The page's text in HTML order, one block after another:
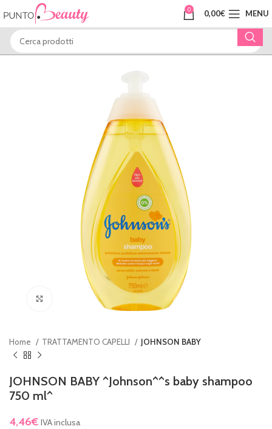
0 0,00€ MENU
Clicca per ingrandire
Home TRATTAMENTO CAPELLI JOHNSON BABY
JOHNSON BABY ^Johnson^^s baby shampoo
750 ml^
4,46€ IVA inclusa